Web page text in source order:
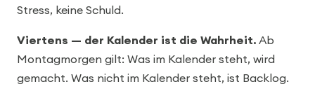
Stress, keine Schuld.
Viertens — der Kalender ist die Wahrheit. Ab
Montagmorgen gilt: Was im Kalender steht, wird
gemacht. Was nicht im Kalender steht, ist Backlog.